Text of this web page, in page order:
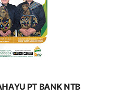
PT BANK NTB